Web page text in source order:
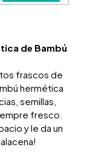
de Bambú
frascos de
hermética
semillas,
fresco.
y le da un